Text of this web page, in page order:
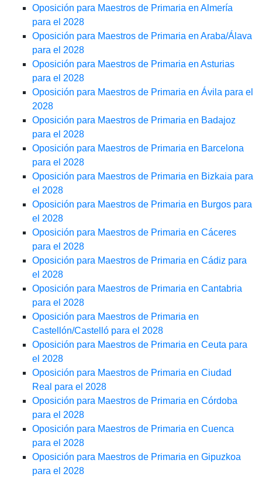
Oposición para Maestros de Primaria en Almería
para el 2028
Oposición para Maestros de Primaria en Araba/Álava
para el 2028
Oposición para Maestros de Primaria en Asturias
para el 2028
Oposición para Maestros de Primaria en Ávila para el
2028
Oposición para Maestros de Primaria en Badajoz
para el 2028
Oposición para Maestros de Primaria en Barcelona
para el 2028
Oposición para Maestros de Primaria en Bizkaia para
el 2028
Oposición para Maestros de Primaria en Burgos para
el 2028
Oposición para Maestros de Primaria en Cáceres
para el 2028
Oposición para Maestros de Primaria en Cádiz para
el 2028
Oposición para Maestros de Primaria en Cantabria
para el 2028
Oposición para Maestros de Primaria en
Castellón/Castelló para el 2028
Oposición para Maestros de Primaria en Ceuta para
el 2028
Oposición para Maestros de Primaria en Ciudad
Real para el 2028
Oposición para Maestros de Primaria en Córdoba
para el 2028
Oposición para Maestros de Primaria en Cuenca
para el 2028
Oposición para Maestros de Primaria en Gipuzkoa
para el 2028